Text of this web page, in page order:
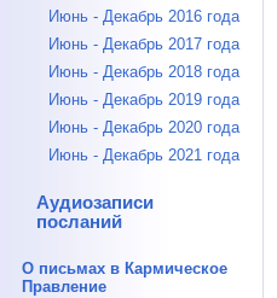
Июнь - Декабрь 2016 года
Июнь - Декабрь 2017 года
Июнь - Декабрь 2018 года
Июнь - Декабрь 2019 года
Июнь - Декабрь 2020 года
Июнь - Декабрь 2021 года
Аудиозаписи
посланий
О письмах в Кармическое
Правление